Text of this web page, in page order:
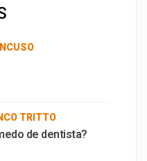
TRITTO
de dentista?